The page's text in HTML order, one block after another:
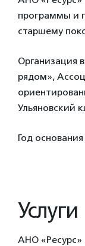
программы и
старшему
Организация
рядом»,
Ульяновский
Год
Услуги
АНО